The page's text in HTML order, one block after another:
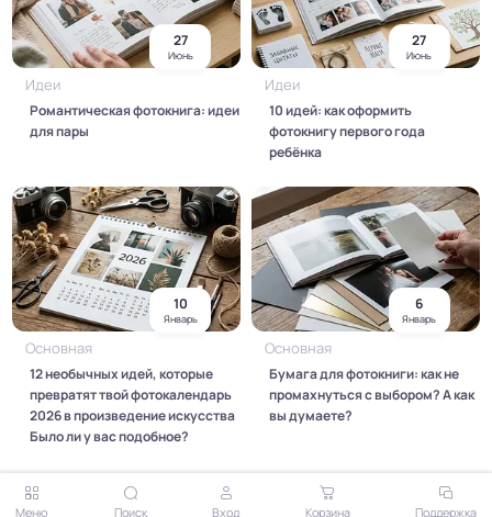
27
Июнь
Идеи
Романтическая фотокнига: идеи
для пары
27
Июнь
Идеи
10 идей: как оформить
фотокнигу первого года
ребёнка
10
Январь
Основная
12 необычных идей, которые
превратят твой фотокалендарь
2026 в произведение искусства
Было ли у вас подобное?
6
Январь
Основная
Бумага для фотокниги: как не
промахнуться с выбором? А как
вы думаете?
Меню Поиск Вход Корзина Поддержка